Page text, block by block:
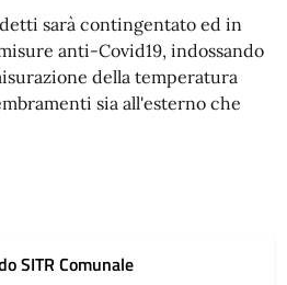
sarà contingentato ed in
anti-Covid19, indossando
della temperatura
sia all'esterno che
SITR Comunale